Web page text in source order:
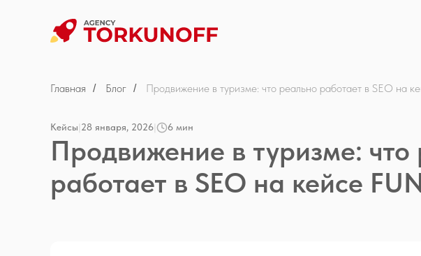
Главная / Блог / Продвижение в туризме: что реально работает в SEO на
Кейсы 28 января, 2026 6 мин
Продвижение в туризме: что
работает в SEO на кейсе